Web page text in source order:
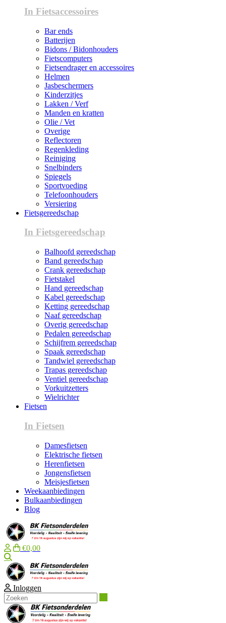
In Fietsaccessoires
Bar ends
Batterijen
Bidons / Bidonhouders
Fietscomputers
Fietsendrager en accessoires
Helmen
Jasbeschermers
Kinderzitjes
Lakken / Verf
Manden en kratten
Olie / Vet
Overige
Reflectoren
Regenkleding
Reiniging
Snelbinders
Spiegels
Sportvoeding
Telefoonhouders
Versiering
Fietsgereedschap
In Fietsgereedschap
Balhoofd gereedschap
Band gereedschap
Crank gereedschap
Fietstakel
Hand gereedschap
Kabel gereedschap
Ketting gereedschap
Naaf gereedschap
Overig gereedschap
Pedalen gereedschap
Schijfrem gereedschap
Spaak gereedschap
Tandwiel gereedschap
Trapas gereedschap
Ventiel gereedschap
Vorkuitzetters
Wielrichter
Fietsen
In Fietsen
Damesfietsen
Elektrische fietsen
Herenfietsen
Jongensfietsen
Meisjesfietsen
Weekaanbiedingen
Bulkaanbiedingen
Blog
€0,00
Inloggen